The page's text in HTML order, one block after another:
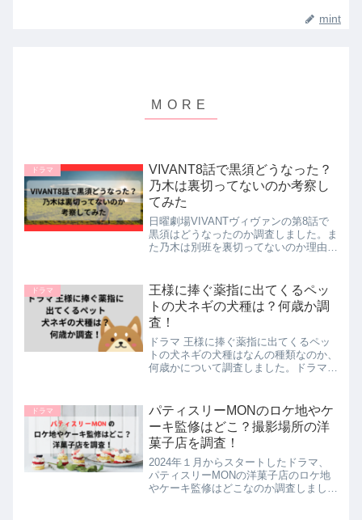
mint
ドラマ
VIVANT8話で黒須どうなった？
乃木は裏切ってないのか考察し
てみた
日曜劇場VIVANTヴィヴァンの第8話で
黒須はどうなったのか調査しました。ま
た乃木は別班を裏切ってないのか理由も
せん！詳しくは本文にてまとめました。
ドラマ
王様に捧ぐ薬指に出てくるペッ
トの犬ネギの犬種は？何歳か調
査！
ドラマ 王様に捧ぐ薬指に出てくるペッ
トの犬ネギの犬種はなんの種類なのか、
何歳かについて調査しました。ドラマ
ドラマ
パティスリーMONのロケ地やケ
ーキ監修はどこ？撮影場所の洋
菓子店を調査！
2024年１月からスタートしたドラマ、
パティスリーMONの洋菓子店のロケ地
やケーキ監修はどこなのか調査しまし